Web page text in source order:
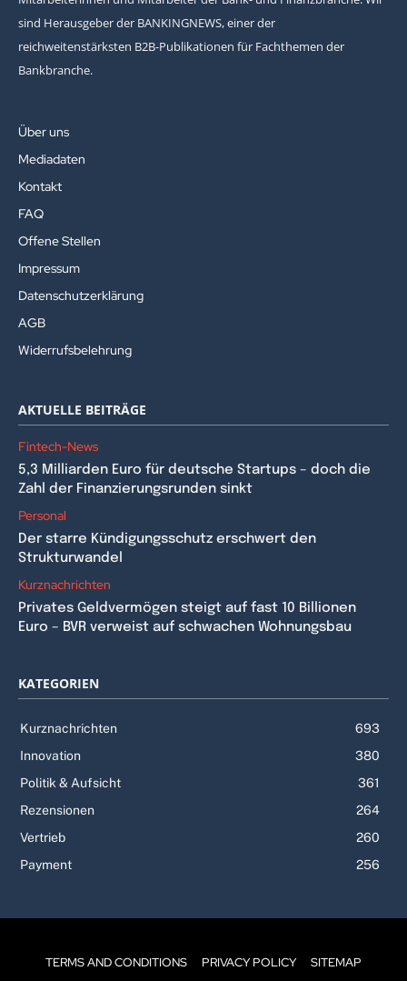
sind Herausgeber der BANKINGNEWS, einer der
reichweitenstärksten B2B-Publikationen für Fachthemen der
Bankbranche.
Über uns
Mediadaten
Kontakt
FAQ
Offene Stellen
Impressum
Datenschutzerklärung
AGB
Widerrufsbelehrung
AKTUELLE BEITRÄGE
Fintech-News
5,3 Milliarden Euro für deutsche Startups – doch die
Zahl der Finanzierungsrunden sinkt
Personal
Der starre Kündigungsschutz erschwert den
Strukturwandel
Kurznachrichten
Privates Geldvermögen steigt auf fast 10 Billionen
Euro – BVR verweist auf schwachen Wohnungsbau
KATEGORIEN
Kurznachrichten
693
Innovation
380
Politik & Aufsicht
361
Rezensionen
264
Vertrieb
260
Payment
256
TERMS AND CONDITIONS PRIVACY POLICY SITEMAP